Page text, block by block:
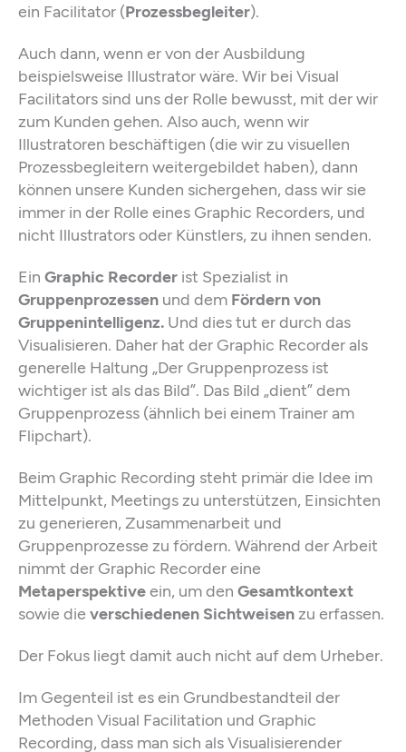
ein Facilitator (Prozessbegleiter).
Auch dann, wenn er von der Ausbildung
beispielsweise Illustrator wäre. Wir bei Visual
Facilitators sind uns der Rolle bewusst, mit der wir
zum Kunden gehen. Also auch, wenn wir
Illustratoren beschäftigen (die wir zu visuellen
Prozessbegleitern weitergebildet haben), dann
können unsere Kunden sichergehen, dass wir sie
immer in der Rolle eines Graphic Recorders, und
nicht Illustrators oder Künstlers, zu ihnen senden.
Ein Graphic Recorder ist Spezialist in
Gruppenprozessen und dem Fördern von
Gruppenintelligenz. Und dies tut er durch das
Visualisieren. Daher hat der Graphic Recorder als
generelle Haltung „Der Gruppenprozess ist
wichtiger ist als das Bild”. Das Bild „dient” dem
Gruppenprozess (ähnlich bei einem Trainer am
Flipchart).
Beim Graphic Recording steht primär die Idee im
Mittelpunkt, Meetings zu unterstützen, Einsichten
zu generieren, Zusammenarbeit und
Gruppenprozesse zu fördern. Während der Arbeit
nimmt der Graphic Recorder eine
Metaperspektiveein, um den Gesamtkontext
sowie die verschiedenen Sichtweisenzu erfassen.
Der Fokus liegt damit auch nicht auf dem Urheber.
Im Gegenteil ist es ein Grundbestandteil der
Methoden Visual Facilitation und Graphic
Recording, dass man sich als Visualisierender